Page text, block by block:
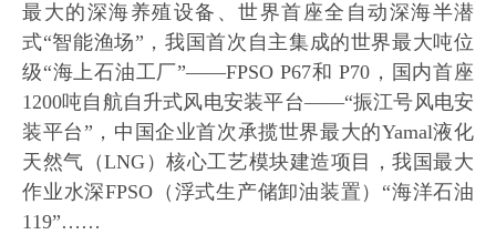
最大的深海养殖设备、世界首座全自动深海半潜
式“智能渔场”，我国首次自主集成的世界最大吨位
级“海上石油工厂”——FPSO P67和 P70，国内首座
1200吨自航自升式风电安装平台——“振江号风电安
装平台”，中国企业首次承揽世界最大的Yamal液化
天然气（LNG）核心工艺模块建造项目，我国最大
作业水深FPSO（浮式生产储卸油装置）“海洋石油
119”……